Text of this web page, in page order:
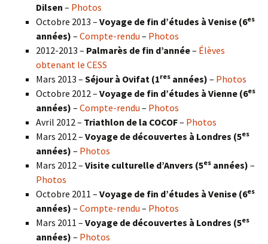
Dilsen – Photos
Octobre 2013 – Voyage de fin d’études à Venise (6es
années) – Compte-rendu – Photos
2012-2013 – Palmarès de fin d’année– Élèves
obtenant le CESS
Mars 2013 – Séjour à Ovifat (1res années) – Photos
Octobre 2012 – Voyage de fin d’études à Vienne (6es
années) – Compte-rendu – Photos
Avril 2012 – Triathlon de la COCOF– Photos
Mars 2012 – Voyage de découvertes à Londres (5es
années) – Photos
Mars 2012 – Visite culturelle d’Anvers (5es années) –
Photos
Octobre 2011 – Voyage de fin d’études à Venise (6es
années) – Compte-rendu – Photos
Mars 2011 – Voyage de découvertes à Londres (5es
années) – Photos